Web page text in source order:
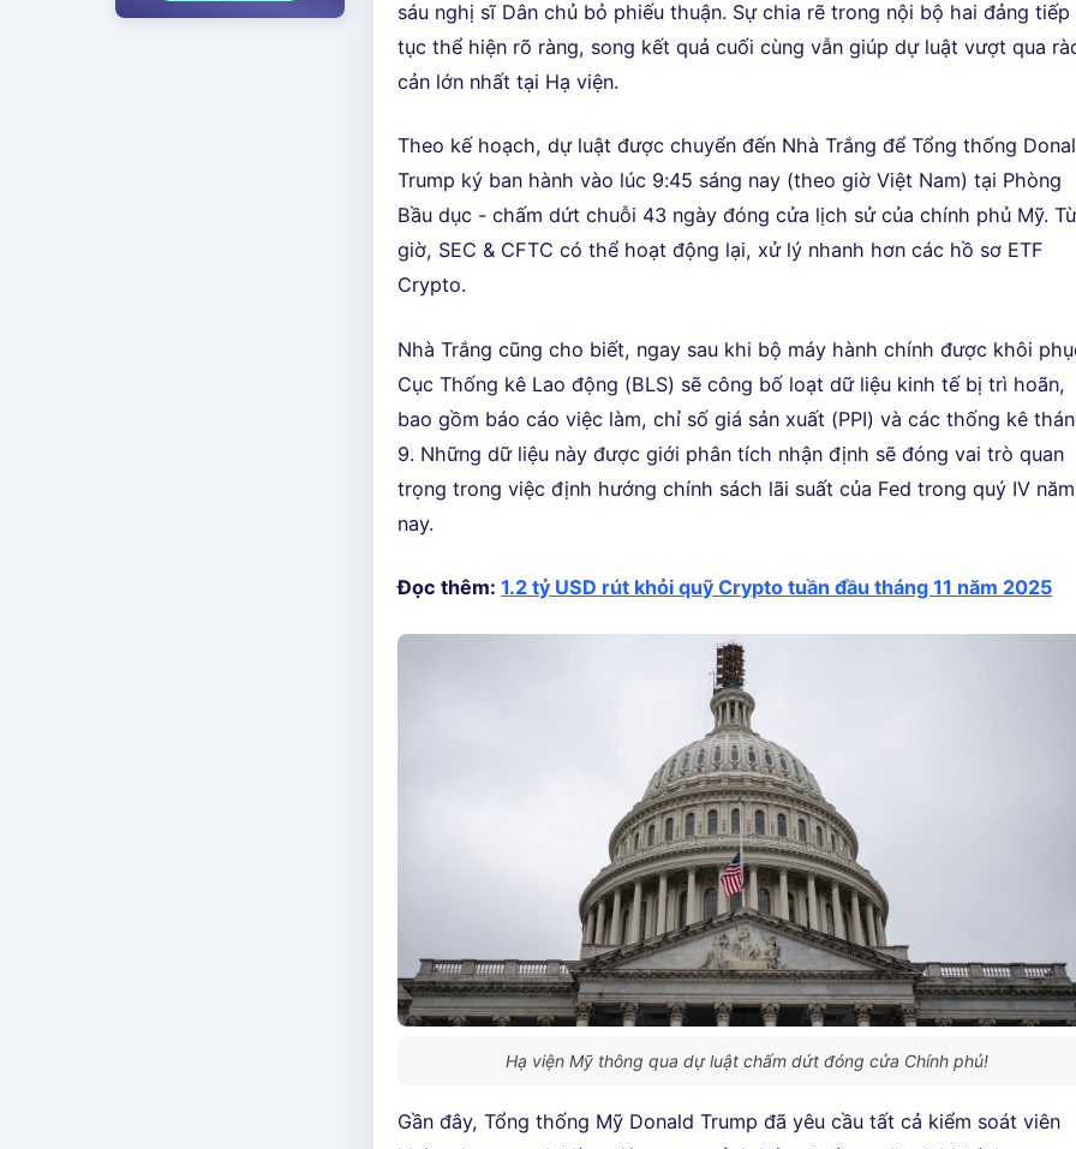
sáu nghị sĩ Dân chủ bỏ phiếu thuận. Sự chia rẽ trong nội bộ hai đảng tiếp
tục thể hiện rõ ràng, song kết quả cuối cùng vẫn giúp dự luật vượt qua
cản lớn nhất tại Hạ viện.
Theo kế hoạch, dự luật được chuyển đến Nhà Trắng để Tổng thống
Trump ký ban hành vào lúc 9:45 sáng nay (theo giờ Việt Nam) tại Phòng
Bầu dục - chấm dứt chuỗi 43 ngày đóng cửa lịch sử của chính phủ Mỹ.
giờ, SEC & CFTC có thể hoạt động lại, xử lý nhanh hơn các hồ sơ ETF
Crypto.
Nhà Trắng cũng cho biết, ngay sau khi bộ máy hành chính được khôi
Cục Thống kê Lao động (BLS) sẽ công bố loạt dữ liệu kinh tế bị trì hoãn,
bao gồm báo cáo việc làm, chỉ số giá sản xuất (PPI) và các thống kê
9. Những dữ liệu này được giới phân tích nhận định sẽ đóng vai trò quan
trọng trong việc định hướng chính sách lãi suất của Fed trong quý IV năm
nay.
Đọc thêm:1.2 tỷ USD rút khỏi quỹ Crypto tuần đầu tháng 11 năm 2025
Hạ viện Mỹ thông qua dự luật chấm dứt đóng cửa Chính phủ!
Gần đây, Tổng thống Mỹ Donald Trump đã yêu cầu tất cả kiểm soát viên